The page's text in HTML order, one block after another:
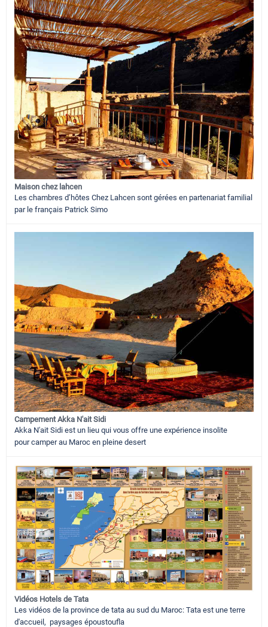
Maison chez lahcen
Les chambres d’hôtes Chez Lahcen sont gérées en partenariat familial
par le français Patrick Simo
Campement Akka N'ait Sidi
Akka N'ait Sidi est un lieu qui vous offre une expérience insolite
pour camper au Maroc en pleine desert
Vidéos Hotels de Tata
Les vidéos de la province de tata au sud du Maroc: Tata est une terre
d'accueil, paysages époustoufla